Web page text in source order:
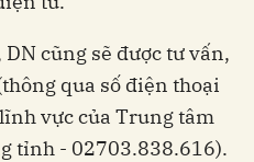
cũng sẽ được tư vấn,
qua số điện thoại
vực của Trung tâm
tỉnh - 02703.838.616).